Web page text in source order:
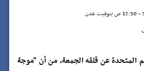
المتحدة عن قلقه الجمعة، من أن "موجة